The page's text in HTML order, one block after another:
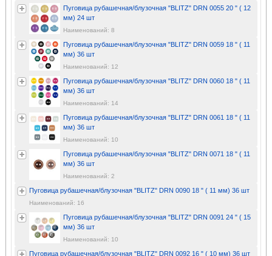
Пуговица рубашечная/блузочная "BLITZ" DRN 0055 20 " ( 12
мм) 24 шт
Наименований: 8
Пуговица рубашечная/блузочная "BLITZ" DRN 0059 18 " ( 11
мм) 36 шт
Наименований: 12
Пуговица рубашечная/блузочная "BLITZ" DRN 0060 18 " ( 11
мм) 36 шт
Наименований: 14
Пуговица рубашечная/блузочная "BLITZ" DRN 0061 18 " ( 11
мм) 36 шт
Наименований: 10
Пуговица рубашечная/блузочная "BLITZ" DRN 0071 18 " ( 11
мм) 36 шт
Наименований: 2
Пуговица рубашечная/блузочная "BLITZ" DRN 0090 18 " ( 11 мм) 36 шт
Наименований: 16
Пуговица рубашечная/блузочная "BLITZ" DRN 0091 24 " ( 15
мм) 36 шт
Наименований: 10
Пуговица рубашечная/блузочная "BLITZ" DRN 0092 16 " ( 10 мм) 36 шт